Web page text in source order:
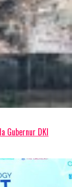
Gubernur DKI